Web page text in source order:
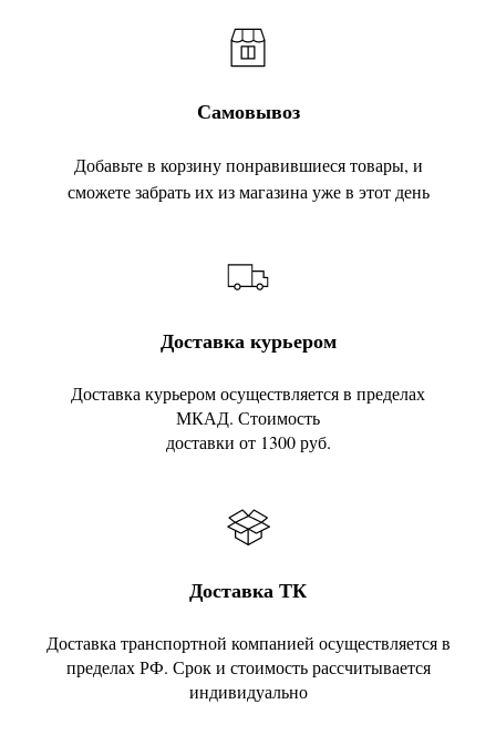
Самовывоз
Добавьте в корзину понравившиеся товары, и
сможете забрать их из магазина уже в этот день
Доставка курьером
Доставка курьером осуществляется в пределах
МКАД. Стоимость
доставки от 1300 руб.
Доставка ТК
Доставка транспортной компанией осуществляется в
пределах РФ. Срок и стоимость рассчитывается
индивидуально